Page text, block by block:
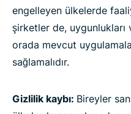
engelleyen ülkelerde
şirketler de,
orada mevcut
sağlamalıdır.
Gizlilik kaybı: Bireyler